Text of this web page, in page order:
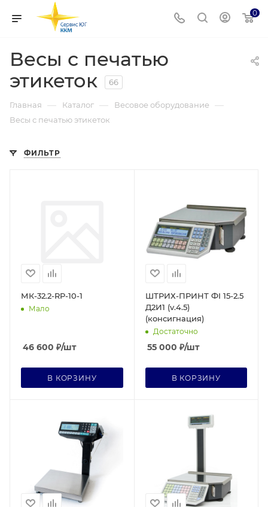
0
Весы с печатью
этикеток
66
Главная — Каталог — Весовое оборудование —
Весы с печатью этикеток
ФИЛЬТР
МК-32.2-RP-10-1
Мало
46 600 ₽/шт
В КОРЗИНУ
ШТРИХ-ПРИНТ ФI 15-2.5
Д2И1 (v.4.5)
(консигнация)
Достаточно
55 000 ₽/шт
В КОРЗИНУ